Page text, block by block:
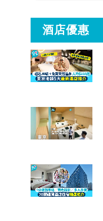
酒店優惠